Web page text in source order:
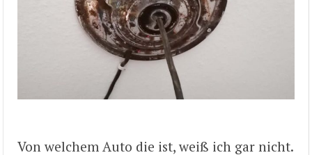
Von welchem Auto die ist, weiß ich gar nicht.